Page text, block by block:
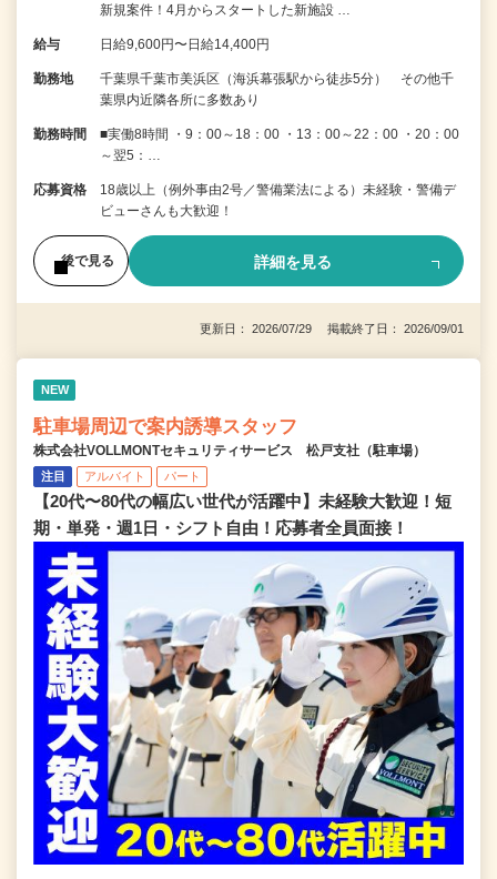
新規案件！4月からスタートした新施設 …
給与 日給9,600円〜日給14,400円
勤務地
千葉県千葉市美浜区（海浜幕張駅から徒歩5分） その他千
葉県内近隣各所に多数あり
勤務時間
■実働8時間 ・9：00～18：00 ・13：00～22：00 ・20：00
～翌5：…
応募資格
18歳以上（例外事由2号／警備業法による）未経験・警備デ
ビューさんも大歓迎！
後で見る 詳細を見る
更新日： 2026/07/29 掲載終了日： 2026/09/01
NEW
駐車場周辺で案内誘導スタッフ
株式会社VOLLMONTセキュリティサービス 松戸支社（駐車場）
注目 アルバイト パート
【20代〜80代の幅広い世代が活躍中】未経験大歓迎！短
期・単発・週1日・シフト自由！応募者全員面接！